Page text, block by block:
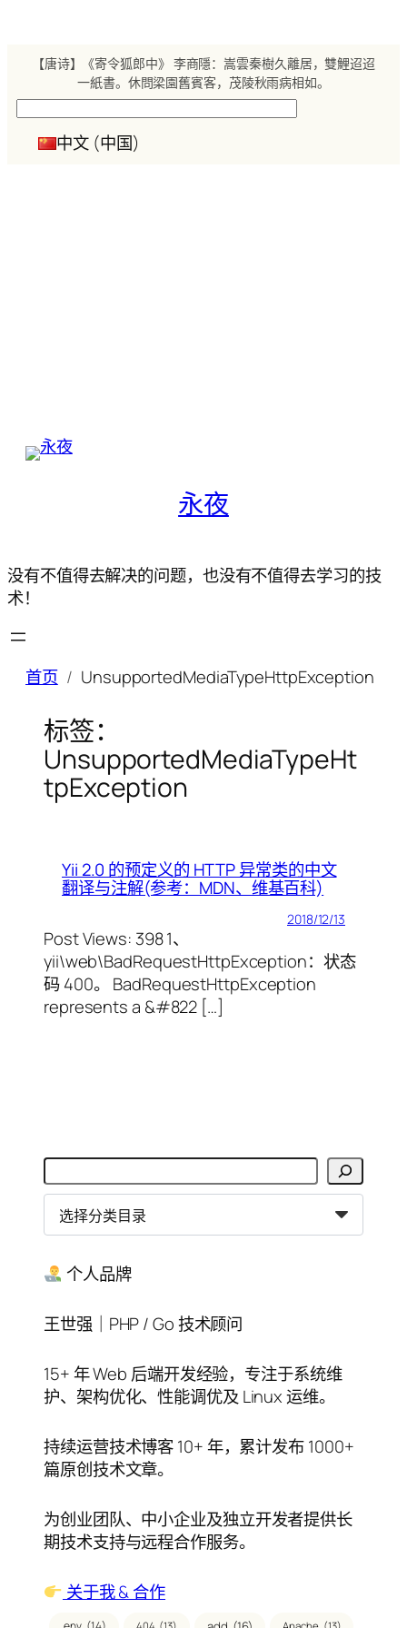
【唐诗】《寄令狐郎中》 李商隱：嵩雲秦樹久離居，雙鯉迢迢
一紙書。休問梁園舊賓客，茂陵秋雨病相如。
中文 (中国)
永夜
没有不值得去解决的问题，也没有不值得去学习的技
术！
首页 UnsupportedMediaTypeHttpException
标签：
UnsupportedMediaTypeHt
tpException
Yii 2.0 的预定义的 HTTP 异常类的中文
翻译与注解(参考：MDN、维基百科)
2018/12/13
Post Views: 398 1、
yii\web\BadRequestHttpException：状态
码 400。 BadRequestHttpException
represents a &#822 […]
搜
索
分
类
录 个人品牌
王世强｜PHP / Go 技术顾问
15+ 年 Web 后端开发经验，专注于系统维
护、架构优化、性能调优及 Linux 运维。
持续运营技术博客 10+ 年，累计发布 1000+
篇原创技术文章。
为创业团队、中小企业及独立开发者提供长
期技术支持与远程合作服务。
关于我 & 合作